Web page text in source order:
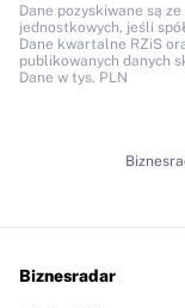
Dane pozyskiwane są
jednostkowych, jeśli
Dane kwartalne RZiS
publikowanych danych
Dane w tys. PLN
Biznesradar